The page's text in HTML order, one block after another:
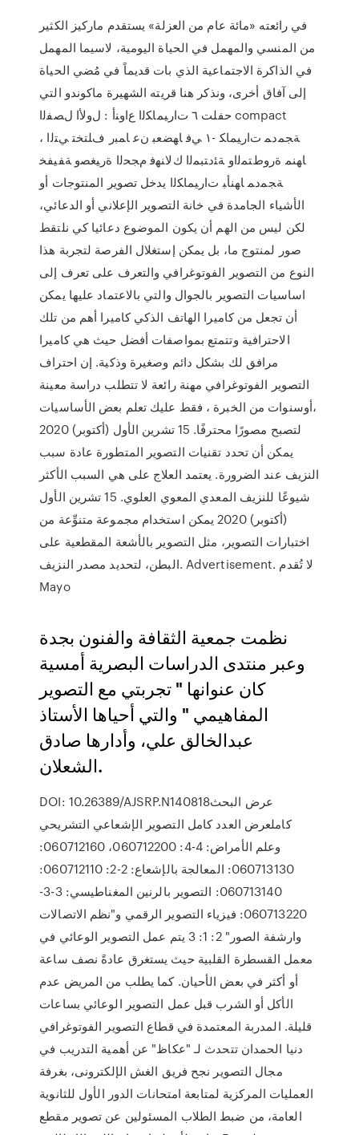
في رائعته «مائة عام من العزلة» يستقدم ماركيز الكثير
من المنسي والمهمل في الحياة اليومية، لاسيما المهمل
في الذاكرة الاجتماعية الذي بات قديماً في مُضي الحياة
إلى آفاق أخرى، ونذكر هنا قريته الشهيرة ماكوندو التي
حفلت ٦ ﺕﺍﺭﻴﻤﺎﻜﻟﺍ ﻉﺍﻭﻨﺃ : لﻭﻷﺍ لﺼﻔﻟﺍ compact
ﺔﺠﻤﺩﻤ ﺕﺍﺭﻴﻤﺎﻜ -١ ﻲﻓ ﺎﻬﻀﻌﺒ ﻥﻋ ﺎﻤﺒﺭ ﻑﻠﺘﺨﺘ ﻲﺘﻟﺍ ،
ﺎﻬﻨﻤ ﺓﺭﻭﻁﺘﻤﻟﺍﻭ ﺔﺌﺩﺘﺒﻤﻟﺍ ﻙﻟﺎﻨﻬﻓ ﻡﺠﺤﻟﺍ ﺓﺭﻴﻐﺼﻭ ﺔﻔﻴﻔﺨ
ﺔﺠﻤﺩﻤ ﺎﻬﻨﺄﺒ ﺕﺍﺭﻴﻤﺎﻜﻟﺍ يدخل تصوير المنتوجات أو
الأشياء الجامدة في خانة التصوير الإعلاني أو الدعائي،
لكن ليس من الهم أن يكون الموضوع دعائيا كي نلتقط
صور لمنتوج ما، بل يمكن إستغلال الفرصة لتجربة هذا
النوع من التصوير الفوتوغرافي والتعرف على تعرف إلى
اساسيات التصوير بالجوال والتي بالاعتماد عليها يمكن
أن تجعل من كاميرا الهاتف الذكي كاميرا أهم من تلك
الاحترافية وتتمتع بمواصفات أفضل حيث هي كاميرا
مرافق لك بشكل دائم وصغيرة وذكية. إن احتراف
التصوير الفوتوغرافي مهنة رائعة لا تتطلب دراسة معينة
،أوسنوات من الخبرة ، فقط عليك تعلم بعض الأساسيات
لتصبح مصورًا محترفًا. 15 تشرين الأول (أكتوبر) 2020
يمكن أن تحدد تقنيات التصوير المتطورة عادة سبب
النزيف عند الضرورة. يعتمد العلاج على هي السبب الأكثر
شيوعًا للنزيف المعدي المعوي العلوي. 15 تشرين الأول
(أكتوبر) 2020 يمكن استخدام مجموعة متنوِّعة من
اختبارات التصوير، مثل التصوير بالأشعة المقطعية على
البطن، لتحديد مصدر النزيف. Advertisement. لا تُقدم
Mayo
نظمت جمعية الثقافة والفنون بجدة
وعبر منتدى الدراسات البصرية أمسية
كان عنوانها " تجربتي مع التصوير
المفاهيمي " والتي أحياها الأستاذ
عبدالخالق علي، وأدارها صادق
الشعلان.
DOI: 10.26389/AJSRP.N140818عرض البحث
كاملعرض العدد كامل التصوير الإشعاعي التشريحي
وعلم الأمراض: 4-4: 060712200، 060712160:
060713130: المعالجة بالإشعاع: 2-2: 060712110:
060713140: التصوير بالرنين المغناطيسي: 3-3-
060713220: فيزياء التصوير الرقمي و"نظم الاتصالات
وارشفة الصور" 2: 1: 3 يتم عمل التصوير الوعائي في
معمل القسطرة القلبية حيث يستغرق عادةً نصف ساعة
أو أكثر في بعض الأحيان. كما يطلب من المريض عدم
الأكل أو الشرب قبل عمل التصوير الوعائي بساعات
قليلة. المدربة المعتمدة في قطاع التصوير الفوتوغرافي
دنيا الحمدان تتحدث لـ "عكاظ" عن أهمية التدريب في
مجال التصوير نجح فريق الغش الإلكترونى، بغرفة
العمليات المركزية لمتابعة امتحانات الدور الأول للثانوية
العامة، من ضبط الطلاب المسئولين عن تصوير مقطع